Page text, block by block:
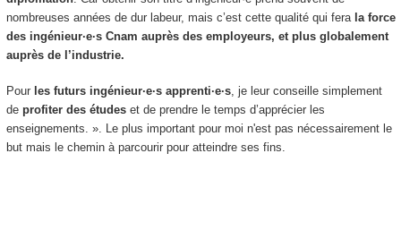
nombreuses années de dur labeur, mais c’est cette qualité qui ferala force
des ingénieur·e·s Cnam auprès des employeurs, et plus globalement
auprès de l’industrie.
Pour les futurs ingénieur·e·s apprenti·e·s, je leur conseille simplement
de profiter des étudeset de prendre le temps d’apprécier les
enseignements. ». Le plus important pour moi n'est pas nécessairement le
but mais le chemin à parcourir pour atteindre ses fins.